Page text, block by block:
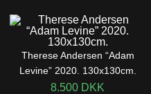
Therese Andersen “Adam
Levine” 2020. 130x130cm.
8.500 DKK